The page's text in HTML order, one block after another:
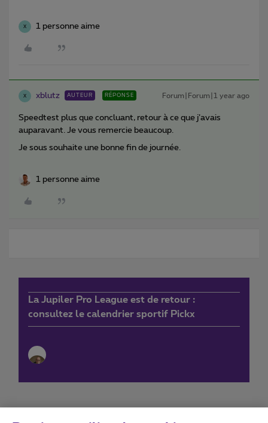
X 1 personne aime
X xblutz AUTEUR RÉPONSE Forum|Forum|1 year ago
Speedtest plus que concluant, retour à ce que j’avais
auparavant. Je vous remercie beaucoup.
Je sous souhaite une bonne fin de journée.
1 personne aime
La Jupiler Pro League est de retour :
consultez le calendrier sportif Pickx